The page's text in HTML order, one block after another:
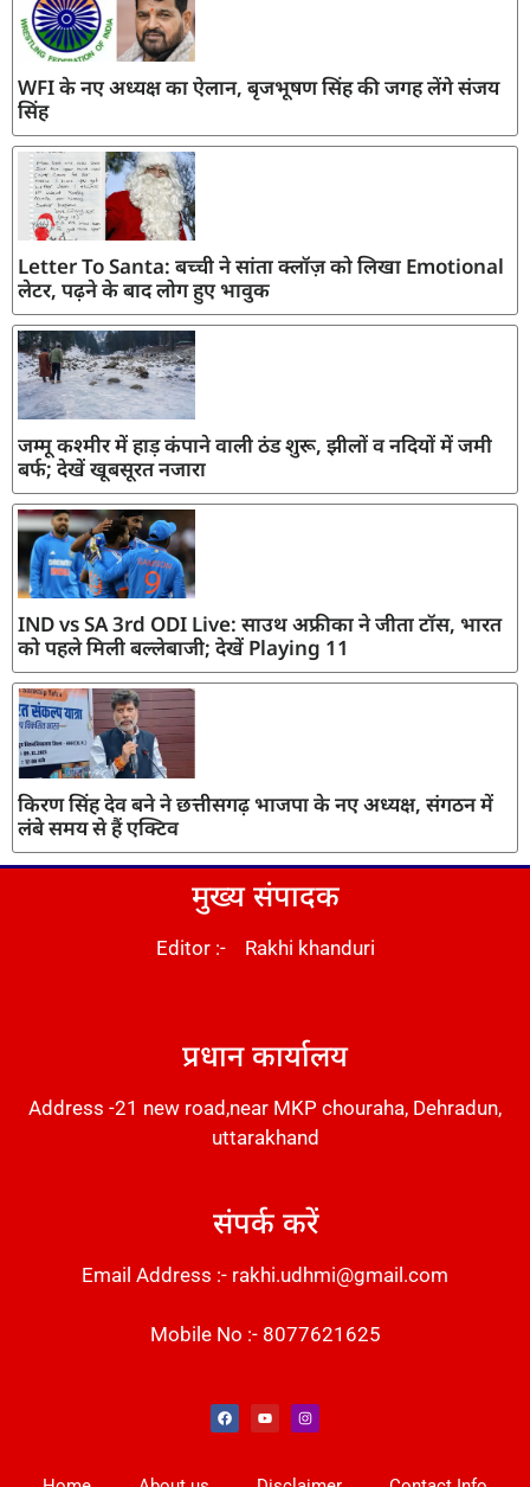
WFI के नए अध्यक्ष का ऐलान, बृजभूषण सिंह की जगह लेंगे संजय
सिंह
Letter To Santa: बच्ची ने सांता क्लॉज़ को लिखा Emotional
लेटर, पढ़ने के बाद लोग हुए भावुक
जम्मू कश्मीर में हाड़ कंपाने वाली ठंड शुरू, झीलों व नदियों में जमी
बर्फ; देखें खूबसूरत नजारा
IND vs SA 3rd ODI Live: साउथ अफ्रीका ने जीता टॉस, भारत
को पहले मिली बल्लेबाजी; देखें Playing 11
किरण सिंह देव बने ने छत्तीसगढ़ भाजपा के नए अध्यक्ष, संगठन में
लंबे समय से हैं एक्टिव
मुख्य संपादक
Editor :- Rakhi khanduri
प्रधान कार्यालय
Address -21 new road,near MKP chouraha, Dehradun,
uttarakhand
संपर्क करें
Email Address :- rakhi.udhmi@gmail.com
Mobile No :- 8077621625